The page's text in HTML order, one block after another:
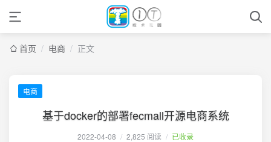
首页 / 电商 / 正文
电商
基于docker的部署fecmall开源电商系统
2022-04-08 / 2,825 阅读 / 已收录